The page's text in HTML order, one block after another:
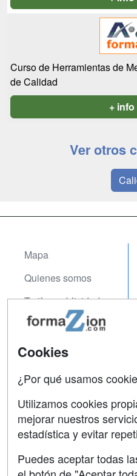
Curso de Herramientas de
de Calidad
+
Ver otros
Mapa
Quienes somos
Tarifas publicidad
Acceso Usuarios
Acceso Centros
Contactar
Confidencialidad
Aviso legal
Copyleft
Cookies
¿Por qué usamos
Utilizamos cookies
mejorar nuestros
estadística y evitar
Puedes aceptar todas